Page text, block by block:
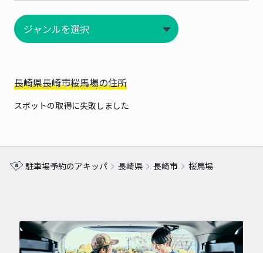
長崎県長崎市桜馬場の住所
スポットの取得に失敗しました
駐車場予約のアキッパ 長崎県 長崎市 桜馬場